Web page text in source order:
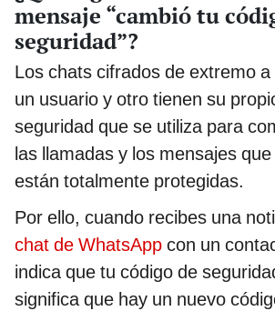
mensaje “cambió tu
seguridad”?
Los chats cifrados de extremo
un usuario y otro tienen su
seguridad que se utiliza para
las llamadas y los mensajes
están totalmente protegidas.
Por ello, cuando recibes una
chat de WhatsApp con un
indica que tu código de
significa que hay un nuevo